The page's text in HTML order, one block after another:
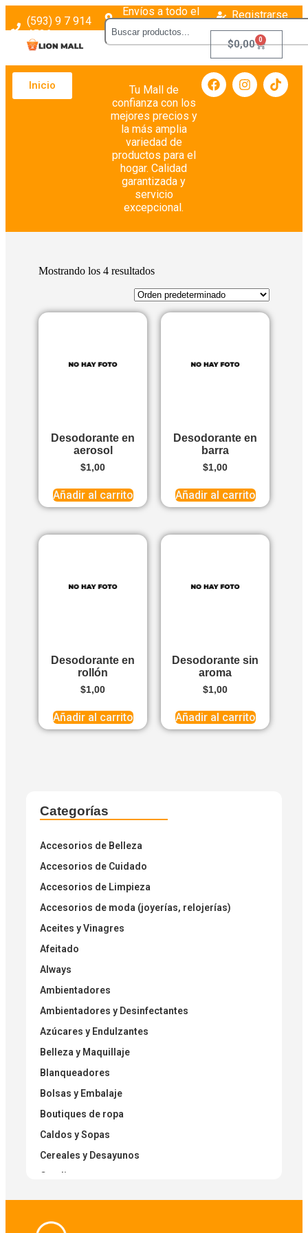
(593) 9 7 914
4526
Envíos a todo el
Registrarse
Login
$0,00 0
Inicio
Tu Mall de
confianza con los
mejores precios y
la más amplia
variedad de
productos para el
hogar. Calidad
garantizada y
servicio
excepcional.
Categorías
Accesorios de Belleza
Accesorios de Cuidado
Accesorios de Limpieza
Accesorios de moda (joyerías, relojerías)
Aceites y Vinagres
Afeitado
Always
Ambientadores
Ambientadores y Desinfectantes
Azúcares y Endulzantes
Belleza y Maquillaje
Blanqueadores
Bolsas y Embalaje
Boutiques de ropa
Caldos y Sopas
Cereales y Desayunos
Condimentos
Mostrando los 4 resultados
Desodorante en
aerosol
$1,00
Añadir al carrito
Desodorante en
barra
$1,00
Añadir al carrito
Desodorante en
rollón
$1,00
Añadir al carrito
Desodorante sin
aroma
$1,00
Añadir al carrito